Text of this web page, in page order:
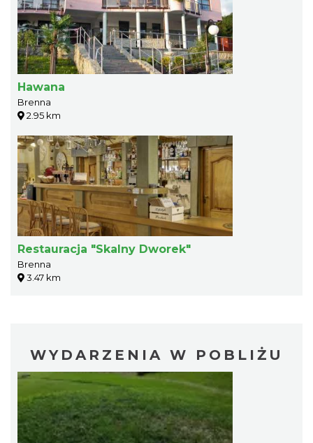
Hawana
Brenna
2.95 km
Restauracja "Skalny Dworek"
Brenna
3.47 km
WYDARZENIA W POBLIŻU